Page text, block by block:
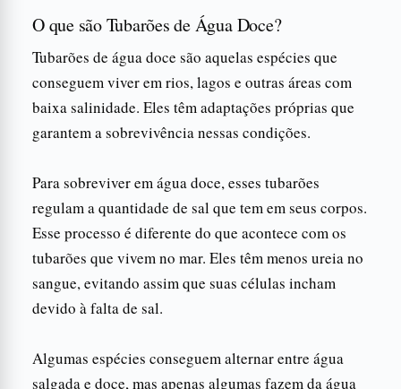
O que são Tubarões de Água Doce?
Tubarões de água doce são aquelas espécies que
conseguem viver em rios, lagos e outras áreas com
baixa salinidade. Eles têm adaptações próprias que
garantem a sobrevivência nessas condições.
Para sobreviver em água doce, esses tubarões
regulam a quantidade de sal que tem em seus corpos.
Esse processo é diferente do que acontece com os
tubarões que vivem no mar. Eles têm menos ureia no
sangue, evitando assim que suas células incham
devido à falta de sal.
Algumas espécies conseguem alternar entre água
salgada e doce, mas apenas algumas fazem da água